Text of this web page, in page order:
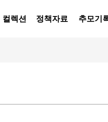
컬렉션 정책자료 추모기